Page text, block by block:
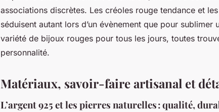
associations discrètes. Les créoles rouge tendance et
séduisent autant lors d’un évènement que pour sublimer
variété de bijoux rouges pour tous les jours, toutes
personnalité.
Matériaux, savoir-faire artisanal et
L’argent 925 et les pierres naturelles : qualité,